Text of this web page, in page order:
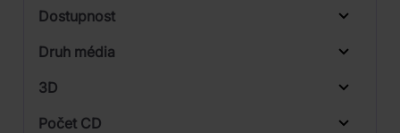
Od
Dostupnost
Druh média
3D
Počet CD